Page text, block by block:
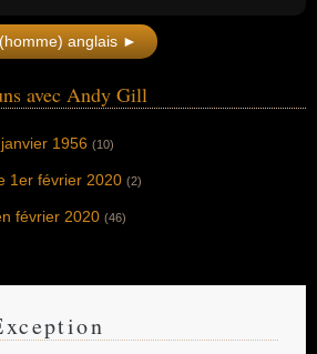
anglais ►
avec Andy Gill
1956 (10)
1er février 2020 (2)
février 2020 (46)